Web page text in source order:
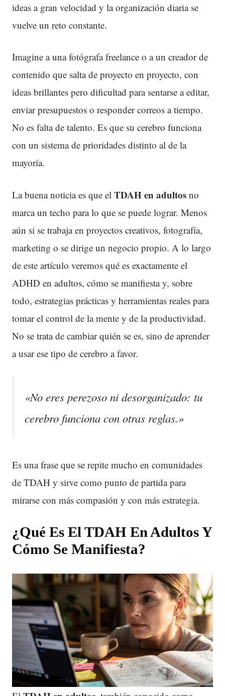
ideas a gran velocidad y la organización diaria se
vuelve un reto constante.
Imagine a una fotógrafa freelance o a un creador de
contenido que salta de proyecto en proyecto, con
ideas brillantes pero dificultad para sentarse a editar,
enviar presupuestos o responder correos a tiempo.
No es falta de talento. Es que su cerebro funciona
con un sistema de prioridades distinto al de la
mayoría.
La buena noticia es que el TDAHen adultos no
marca un techo para lo que se puede lograr. Menos
aún si se trabaja en proyectos creativos, fotografía,
marketing o se dirige un negocio propio. A lo largo
de este artículo veremos qué es exactamente el
ADHD en adultos, cómo se manifiesta y, sobre
todo, estrategias prácticas y herramientas reales para
tomar el control de la mente y de la productividad.
No se trata de cambiar quién se es, sino de aprender
a usar ese tipo de cerebro a favor.
«No eres perezoso ni desorganizado: tu
cerebro funciona con otras reglas.»
Es una frase que se repite mucho en comunidades
de TDAH y sirve como punto de partida para
mirarse con más compasión y con más estrategia.
¿Qué Es El TDAH En Adultos Y
Cómo Se Manifiesta?